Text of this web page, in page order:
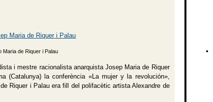
Maria de Riquer i Palau
i mestre racionalista anarquista Josep Maria de Riquer
(Catalunya) la conferència «La mujer y la revolución»,
Riquer i Palau era fill del polifacètic artista Alexandre de